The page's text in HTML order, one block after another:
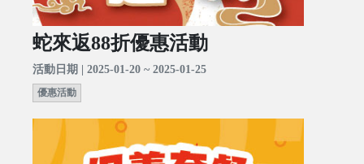
蛇來返88折優惠活動
活動日期 | 2025-01-20 ~ 2025-01-25
優惠活動